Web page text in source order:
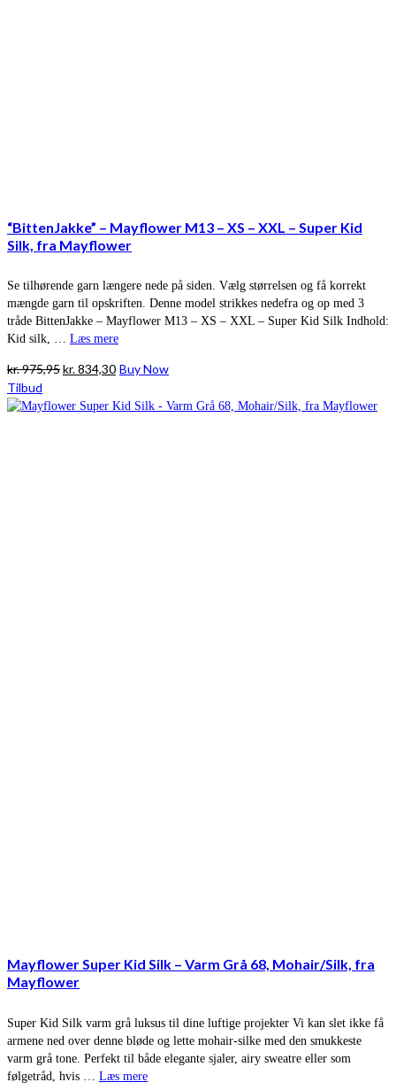
“BittenJakke” – Mayflower M13 – XS – XXL – Super Kid
Silk, fra Mayflower
Se tilhørende garn længere nede på siden. Vælg størrelsen og få korrekt
mængde garn til opskriften. Denne model strikkes nedefra og op med 3
tråde BittenJakke – Mayflower M13 – XS – XXL – Super Kid Silk Indhold:
Kid silk, … Læs mere
kr.975,95Den
pris
kr.834,30Den
pris
Buy Now
Tilbud
Mayflower Super Kid Silk – Varm Grå 68, Mohair/Silk, fra
Mayflower
Super Kid Silk varm grå luksus til dine luftige projekter Vi kan slet ikke få
armene ned over denne bløde og lette mohair-silke med den smukkeste
varm grå tone. Perfekt til både elegante sjaler, airy sweatre eller som
følgetråd, hvis … Læs mere